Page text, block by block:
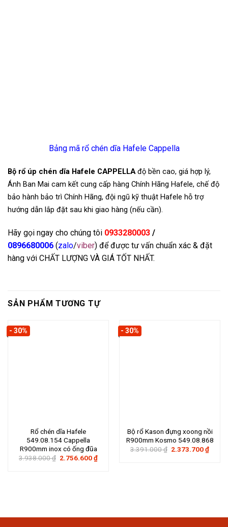
Bảng mã rổ chén dĩa Hafele Cappella
Bộ rổ úp chén dĩa Hafele CAPPELLAđộ bền cao, giá hợp lý,
Ánh Ban Mai cam kết cung cấp hàng Chính Hãng Hafele, chế độ
bảo hành bảo trì Chính Hãng, đội ngũ kỹ thuật Hafele hỗ trợ
hướng dẫn lắp đặt sau khi giao hàng (nếu cần).
Hãy gọi ngay cho chúng tôi 0933280003 /
0896680006 (zalo/viber) để được tư vấn chuẩn xác & đặt
hàng với CHẤT LƯỢNG VÀ GIÁ TỐT NHẤT.
SẢN PHẨM TƯƠNG TỰ
- 30%
Rổ chén dĩa Hafele
549.08.154 Cappella
R900mm inox có ống đũa
3.938.000₫ Giá
2.756.600₫Giá
- 30%
Bộ rổ Kason đựng xoong nồi
R900mm Kosmo 549.08.868
3.391.000₫ Giá
2.373.700₫Giá